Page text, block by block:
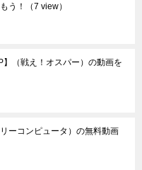
う！
（7 view）
】（戦え！オスパー）の動画を
ーコンピュータ）の無料動画